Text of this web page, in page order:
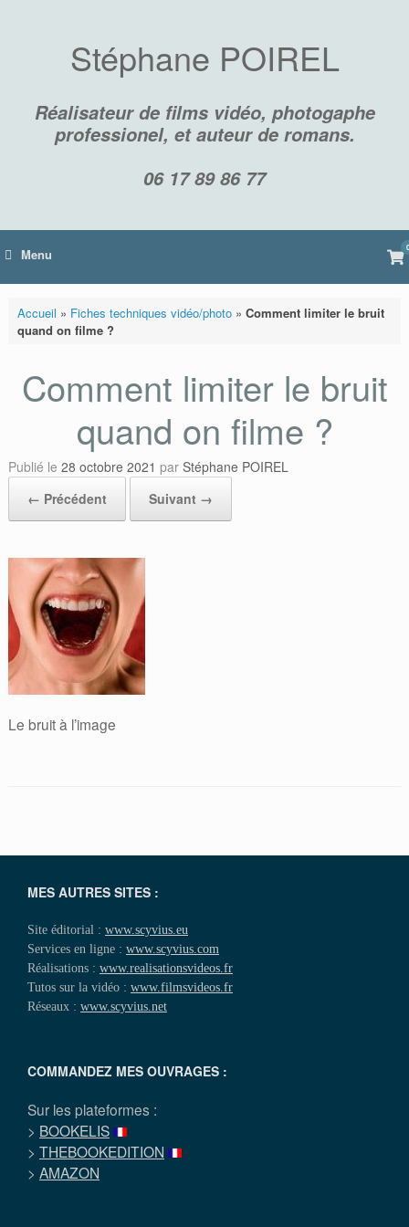
Stéphane POIREL
Réalisateur de films vidéo, photogaphe
professionel, et auteur de romans.
06 17 89 86 77
Menu 0
Accueil » Fiches techniques vidéo/photo» Comment limiter le bruit
quand on filme ?
Comment limiter le bruit
quand on filme ?
Publié le 28 octobre 2021 par Stéphane POIREL
← Précédent
Suivant →
Le bruit à l’image
MES AUTRES SITES :
Site éditorial : www.scyvius.eu
Services en ligne : www.scyvius.com
Réalisations : www.realisationsvideos.fr
Tutos sur la vidéo : www.filmsvideos.fr
Réseaux : www.scyvius.net
COMMANDEZ MES OUVRAGES :
Sur les plateformes :
> BOOKELIS
> THEBOOKEDITION
> AMAZON